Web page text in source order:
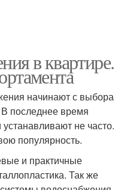
в квартире.
начинают с выбора
последнее время
не часто.
популярность.
и практичные
Так же